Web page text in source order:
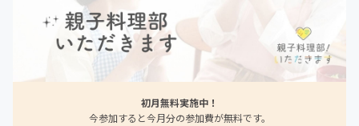
初月無料実施中！
今参加すると今月分の参加費が無料です。